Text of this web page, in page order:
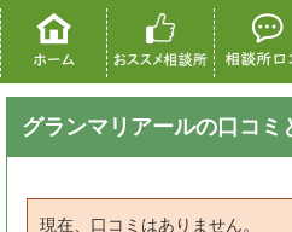
グランマリアールの口コミ
現在、口コミはありません。